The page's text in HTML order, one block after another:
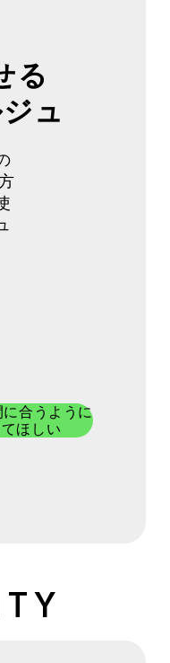
る
ュ
合うように
てほしい